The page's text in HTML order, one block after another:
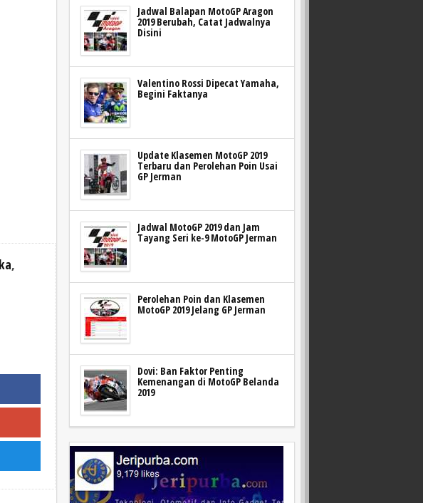
,
Jadwal Balapan MotoGP Aragon
2019 Berubah, Catat Jadwalnya
Disini
Valentino Rossi Dipecat Yamaha,
Begini Faktanya
Update Klasemen MotoGP 2019
Terbaru dan Perolehan Poin Usai
GP Jerman
Jadwal MotoGP 2019 dan Jam
Tayang Seri ke-9 MotoGP Jerman
Perolehan Poin dan Klasemen
MotoGP 2019 Jelang GP Jerman
Dovi: Ban Faktor Penting
Kemenangan di MotoGP Belanda
2019